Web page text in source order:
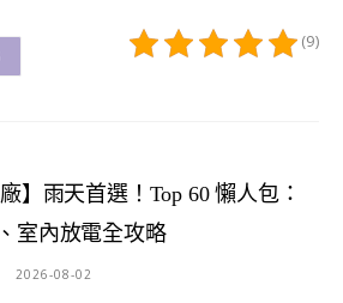
(9)
】雨天首選！Top 60 懶人包：
室內放電全攻略
2026-08-02